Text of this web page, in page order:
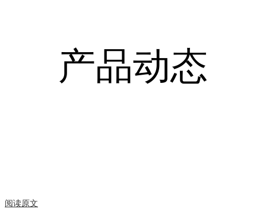
产品动态
阅读原文